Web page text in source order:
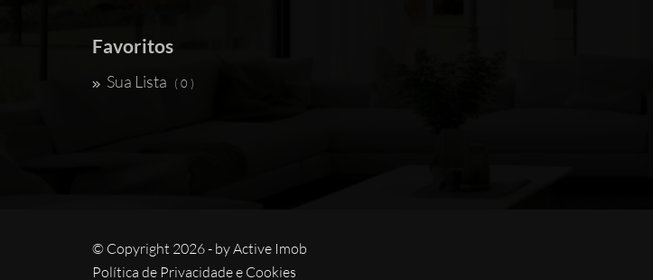
Favoritos
Sua Lista ( 0 )
© Copyright 2026 - byActive Imob
Política de Privacidade e Cookies